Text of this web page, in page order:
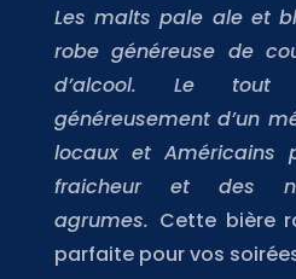
Les malts pale ale et
robe généreuse de
d’alcool. Le tout
généreusement d’un
locaux et Américains
fraicheur et des
agrumes. Cette bière
parfaite pour vos